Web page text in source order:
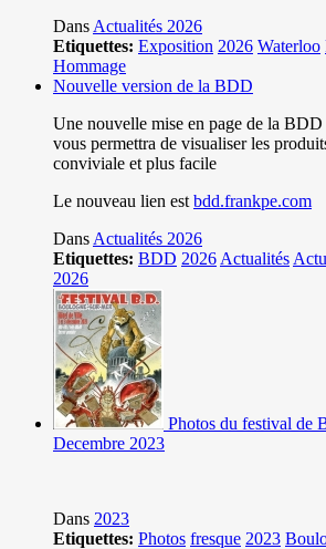
DansActualités 2026
Etiquettes: Exposition 2026 Waterloo
Hommage
Nouvelle version de la BDD
Une nouvelle mise en page de la BDD
vous permettra de visualiser les
conviviale et plus facile
Le nouveau lien estbdd.frankpe.com
DansActualités 2026
Etiquettes: BDD 2026Actualités
2026
Photos du festival de
Decembre 2023
Dans 2023
Etiquettes: Photos fresque 2023